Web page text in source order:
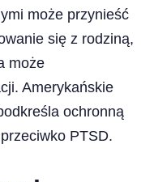
może przynieść
się z rodziną,
może
Amerykańskie
ochronną
PTSD.